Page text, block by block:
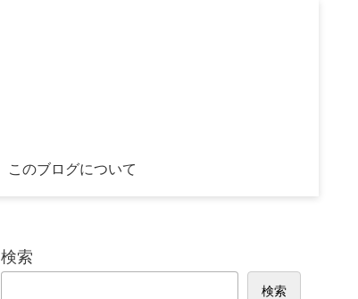
このブログについて
検索
検索